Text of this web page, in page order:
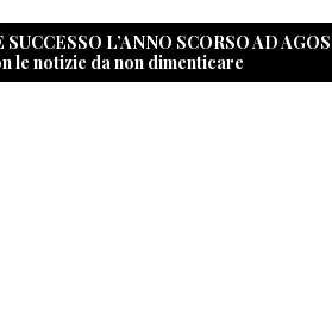
L’ANNO SCORSO AD
le notizie da non dimenticare